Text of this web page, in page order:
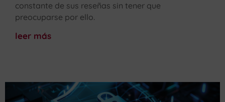
constante de sus reseñas sin tener que
preocuparse por ello.
leer más